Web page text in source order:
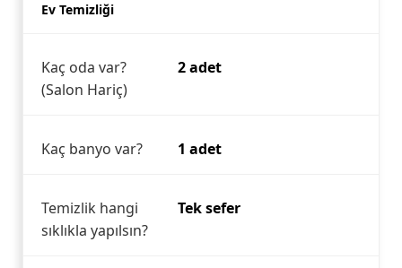
Ev Temizliği
Kaç oda var?
(Salon Hariç)
2 adet
Kaç banyo var? 1 adet
Temizlik hangi
sıklıkla yapılsın?
Tek sefer